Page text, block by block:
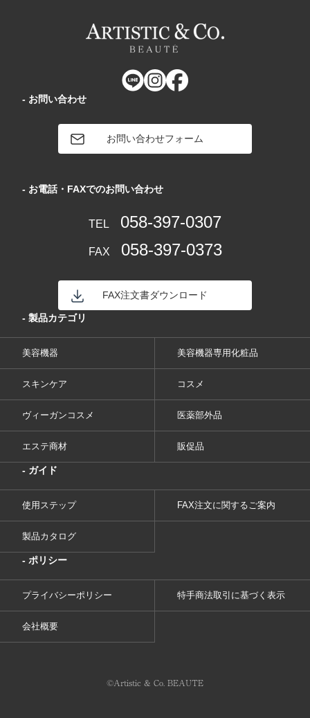
- 製品カテゴリ
美容機器 美容機器専用化粧品
スキンケア コスメ
ヴィーガンコスメ 医薬部外品
エステ商材 販促品
- ガイド
使用ステップ FAX注文に関するご案内
製品カタログ
- ポリシー
プライバシーポリシー 特手商法取引に基づく表示
会社概要
- お問い合わせ
お問い合わせフォーム
- お電話・FAXでのお問い合わせ
TEL 058-397-0307
FAX 058-397-0373
FAX注文書ダウンロード
©︎Artistic & Co. BEAUTE